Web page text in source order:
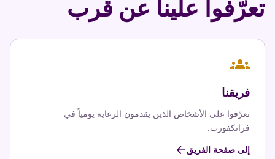
تعرّفوا علينا عن قرب
groups
فريقنا
تعرّفوا على الأشخاص الذين يقدمون الرعاية يومياً في
فرانكفورت.
إلى صفحة الفريق arrow_back